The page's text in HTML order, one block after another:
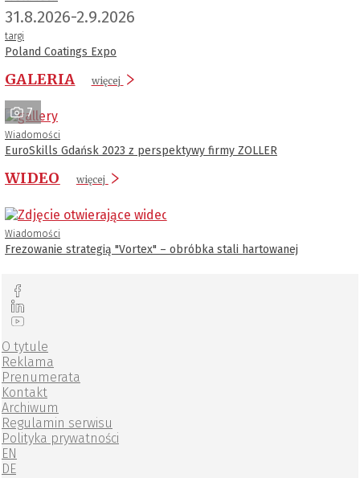
31.8.2026-2.9.2026
targi
Poland Coatings Expo
GALERIA więcej
7
Wiadomości
EuroSkills Gdańsk 2023 z perspektywy firmy ZOLLER
WIDEO więcej
Wiadomości
Frezowanie strategią "Vortex" – obróbka stali hartowanej
O tytule
Reklama
Prenumerata
Kontakt
Archiwum
Regulamin serwisu
Polityka prywatności
EN
DE